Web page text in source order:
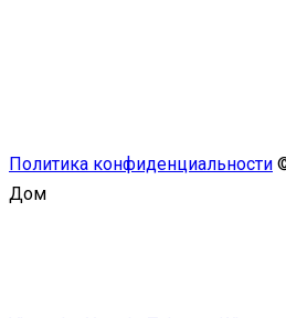
Политика конфиденциальности
Дом